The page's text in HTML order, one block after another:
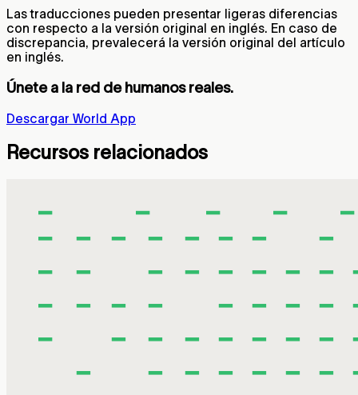
Las traducciones pueden presentar ligeras diferencias
con respecto a la versión original en inglés. En caso de
discrepancia, prevalecerá la versión original del artículo
en inglés.
Únete a la red de humanos reales.
Descargar World App
Recursos relacionados